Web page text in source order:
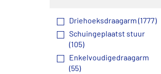
Driehoeksdraagarm (1777)
Schuingeplaatst stuur
(105)
Enkelvoudigedraagarm
(55)